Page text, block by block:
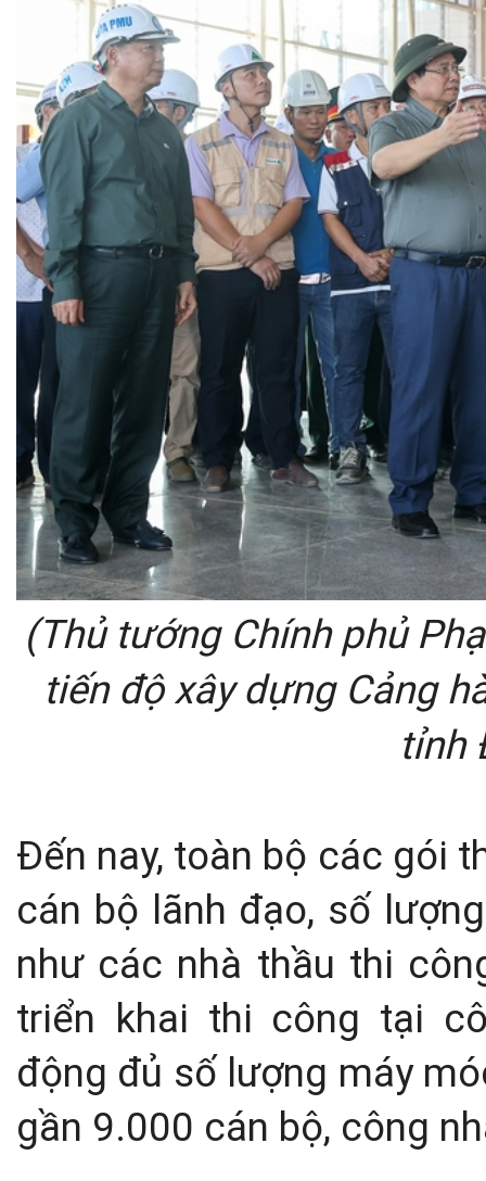
(Thủ tướng Chính phủ
tiến độ xây dựng Cảng
tỉnh
Đến nay, toàn bộ các gói
cán bộ lãnh đạo, số
như các nhà thầu thi
triển khai thi công tại
động đủ số lượng máy
gần 9.000 cán bộ, công